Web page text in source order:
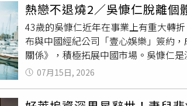
呼：「那是我從影以來非常過癮的一
家可以回家試試看！」
未來捷絲旅也將持續推出更多結合在
捷絲旅品牌國內外共有10館，平均房
家為直營，台北三重館、台南虎山館
為品牌加盟，捷絲旅品牌對晶華集團
季、第四季亮相，且包含東京等地也
忙披上，戲外舉動基情滿滿、超級暖
的「林佳凱」，與他私下開朗個性截
就能成為魔法師》來揣摩角色狀態。
特地向父親請益抓捕犯人的心境，拿
完成了演員夢想清單，爸爸在拍攝前
熱戀不退燒2／吳慷仁脫離
43歲的吳慷仁近年在事業上有重大轉
布與中國經紀公司「壹心娛樂」簽約
關係》，積極拓展中國市場。吳慷仁
是實力派演員的代名詞，不論是《下
人還像女人的寶寶，他都詮釋得恰如
獎，隔年又因《一把青》成為金鐘影
07月15日, 2026